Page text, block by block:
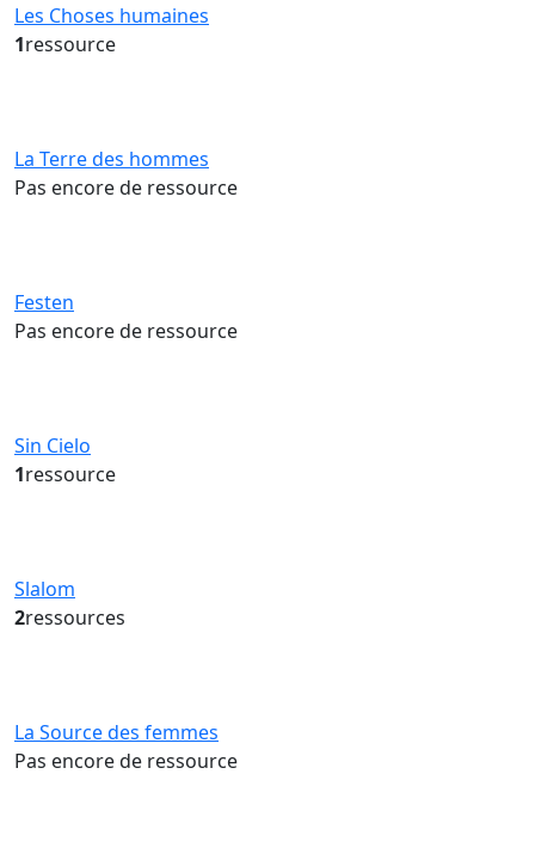
Les Choses humaines
1ressource
La Terre des hommes
Pas encore de ressource
Festen
Pas encore de ressource
Sin Cielo
1ressource
Slalom
2ressources
La Source des femmes
Pas encore de ressource